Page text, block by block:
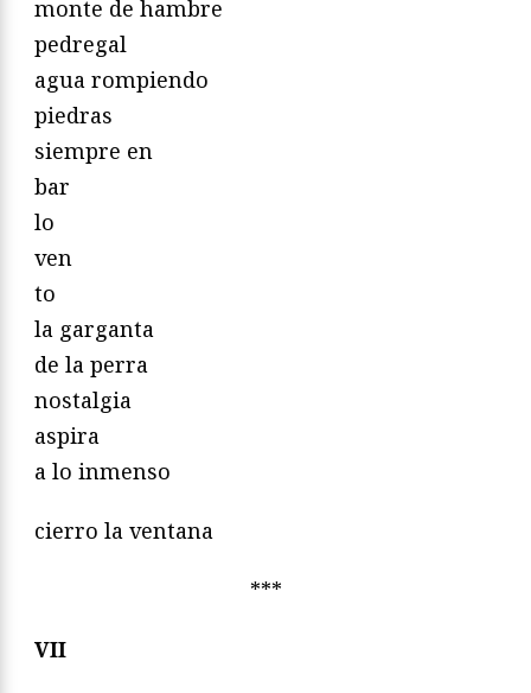
monte de hambre
pedregal
agua rompiendo
piedras
siempre en
bar
lo
ven
to
la garganta
de la perra
nostalgia
aspira
a lo inmenso
cierro la ventana
***
VII